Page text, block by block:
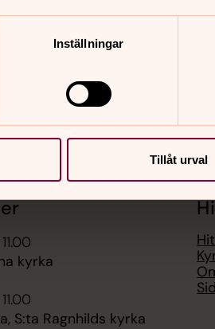
Inställningar
Tillåt urval
kyrka
S:ta Ragnhilds kyrka